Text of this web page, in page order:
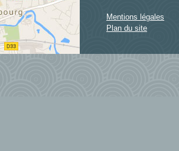
Mentions légales
Plan du site